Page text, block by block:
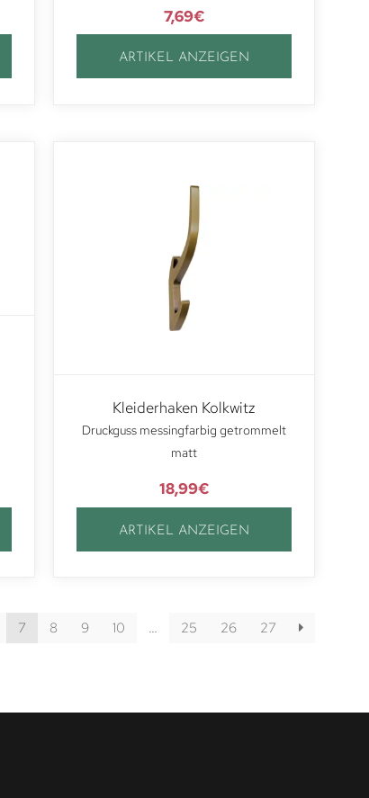
7,69€
ARTIKEL ANZEIGEN
Kleiderhaken Kolkwitz
Druckguss messingfarbig getrommelt
matt
18,99€
ARTIKEL ANZEIGEN
7 8 9 10 … 25 26 27